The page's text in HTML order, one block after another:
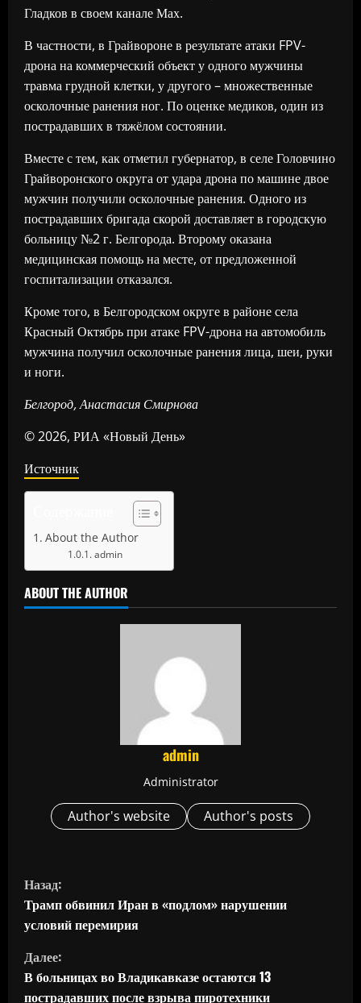
Гладков в своем канале Мах.
В частности, в Грайвороне в результате атаки FPV-
дрона на коммерческий объект у одного мужчины
травма грудной клетки, у другого – множественные
осколочные ранения ног. По оценке медиков, один из
пострадавших в тяжёлом состоянии.
Вместе с тем, как отметил губернатор, в селе Головчино
Грайворонского округа от удара дрона по машине двое
мужчин получили осколочные ранения. Одного из
пострадавших бригада скорой доставляет в городскую
больницу №2 г. Белгорода. Второму оказана
медицинская помощь на месте, от предложенной
госпитализации отказался.
Кроме того, в Белгородском округе в районе села
Красный Октябрь при атаке FPV-дрона на автомобиль
мужчина получил осколочные ранения лица, шеи, руки
и ноги.
Белгород, Анастасия Смирнова
© 2026, РИА «Новый День»
Источник
About the Author
admin
ABOUT THE AUTHOR
admin
Administrator
Author's website Author's posts
П
р
о
д
Назад:
Трамп обвинил Иран в «подлом» нарушении
условий перемирия
Далее:
В больницах во Владикавказе остаются 13
пострадавших после взрыва пиротехники